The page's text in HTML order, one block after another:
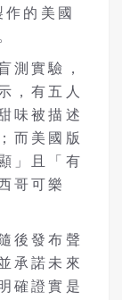
的美國
測實驗，
，有五人
味被描述
而美國版
」且「有
哥可樂
後發布聲
承諾未來
確證實是